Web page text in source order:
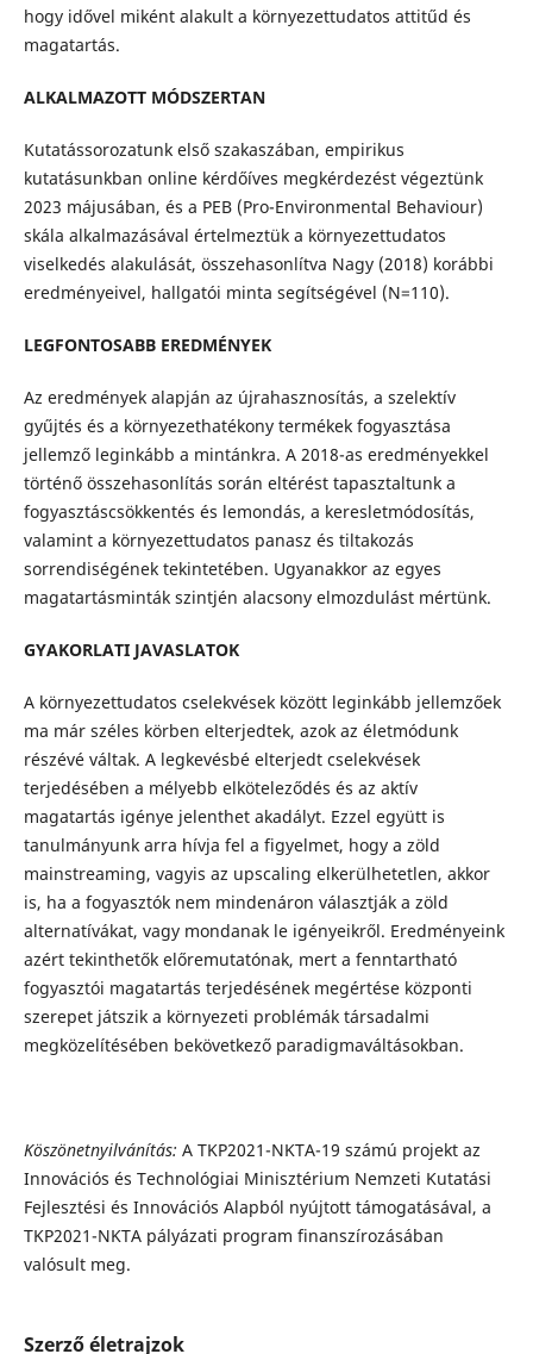
hogy idővel miként alakult a környezettudatos attitűd és
magatartás.
ALKALMAZOTT MÓDSZERTAN
Kutatássorozatunk első szakaszában, empirikus
kutatásunkban online kérdőíves megkérdezést végeztünk
2023 májusában, és a PEB (Pro-Environmental Behaviour)
skála alkalmazásával értelmeztük a környezettudatos
viselkedés alakulását, összehasonlítva Nagy (2018) korábbi
eredményeivel, hallgatói minta segítségével (N=110).
LEGFONTOSABB EREDMÉNYEK
Az eredmények alapján az újrahasznosítás, a szelektív
gyűjtés és a környezethatékony termékek fogyasztása
jellemző leginkább a mintánkra. A 2018-as eredményekkel
történő összehasonlítás során eltérést tapasztaltunk a
fogyasztáscsökkentés és lemondás, a keresletmódosítás,
valamint a környezettudatos panasz és tiltakozás
sorrendiségének tekintetében. Ugyanakkor az egyes
magatartásminták szintjén alacsony elmozdulást mértünk.
GYAKORLATI JAVASLATOK
A környezettudatos cselekvések között leginkább jellemzőek
ma már széles körben elterjedtek, azok az életmódunk
részévé váltak. A legkevésbé elterjedt cselekvések
terjedésében a mélyebb elköteleződés és az aktív
magatartás igénye jelenthet akadályt. Ezzel együtt is
tanulmányunk arra hívja fel a figyelmet, hogy a zöld
mainstreaming, vagyis az upscaling elkerülhetetlen, akkor
is, ha a fogyasztók nem mindenáron választják a zöld
alternatívákat, vagy mondanak le igényeikről. Eredményeink
azért tekinthetők előremutatónak, mert a fenntartható
fogyasztói magatartás terjedésének megértése központi
szerepet játszik a környezeti problémák társadalmi
megközelítésében bekövetkező paradigmaváltásokban.
Köszönetnyilvánítás: A TKP2021-NKTA-19 számú projekt az
Innovációs és Technológiai Minisztérium Nemzeti Kutatási
Fejlesztési és Innovációs Alapból nyújtott támogatásával, a
TKP2021-NKTA pályázati program finanszírozásában
valósult meg.
Szerző életrajzok